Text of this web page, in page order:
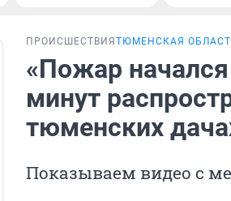
ПРОИСШЕСТВИЯ ТЮМЕНСКАЯ
«Пожар
минут
тюменских
Показываем видео с